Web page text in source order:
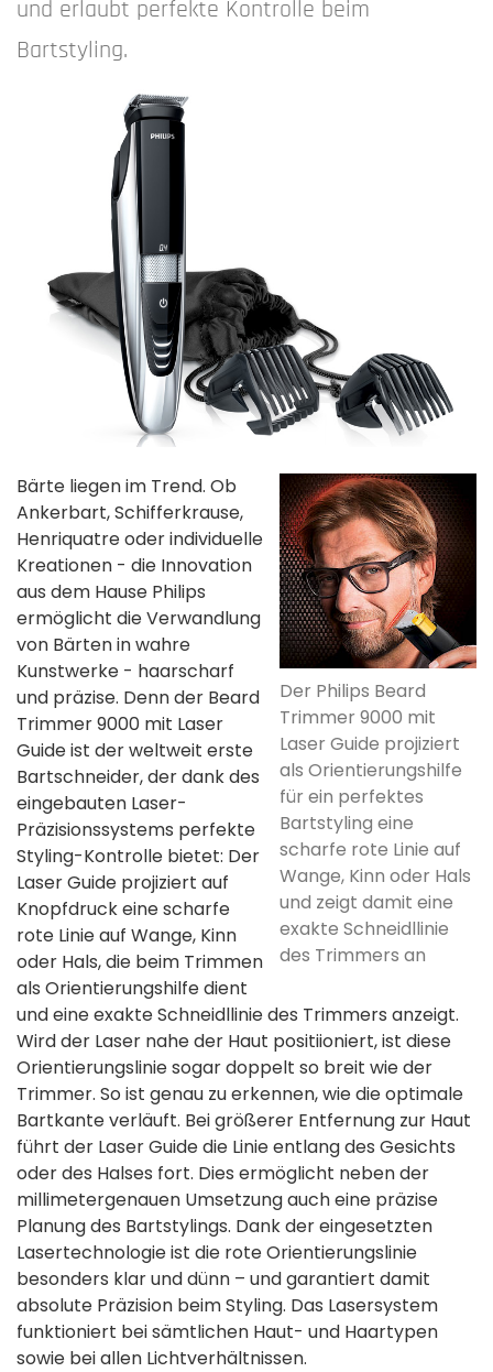
und erlaubt perfekte Kontrolle beim
Bartstyling.
Der Philips Beard
Trimmer 9000 mit
Laser Guide projiziert
als Orientierungshilfe
für ein perfektes
Bartstyling eine
scharfe rote Linie auf
Wange, Kinn oder Hals
und zeigt damit eine
exakte Schneidllinie
des Trimmers an
Bärte liegen im Trend. Ob
Ankerbart, Schifferkrause,
Henriquatre oder individuelle
Kreationen - die Innovation
aus dem Hause Philips
ermöglicht die Verwandlung
von Bärten in wahre
Kunstwerke - haarscharf
und präzise. Denn der Beard
Trimmer 9000 mit Laser
Guide ist der weltweit erste
Bartschneider, der dank des
eingebauten Laser-
Präzisionssystems perfekte
Styling-Kontrolle bietet: Der
Laser Guide projiziert auf
Knopfdruck eine scharfe
rote Linie auf Wange, Kinn
oder Hals, die beim Trimmen
als Orientierungshilfe dient
und eine exakte Schneidllinie des Trimmers anzeigt.
Wird der Laser nahe der Haut positiioniert, ist diese
Orientierungslinie sogar doppelt so breit wie der
Trimmer. So ist genau zu erkennen, wie die optimale
Bartkante verläuft. Bei größerer Entfernung zur Haut
führt der Laser Guide die Linie entlang des Gesichts
oder des Halses fort. Dies ermöglicht neben der
millimetergenauen Umsetzung auch eine präzise
Planung des Bartstylings. Dank der eingesetzten
Lasertechnologie ist die rote Orientierungslinie
besonders klar und dünn – und garantiert damit
absolute Präzision beim Styling. Das Lasersystem
funktioniert bei sämtlichen Haut- und Haartypen
sowie bei allen Lichtverhältnissen.